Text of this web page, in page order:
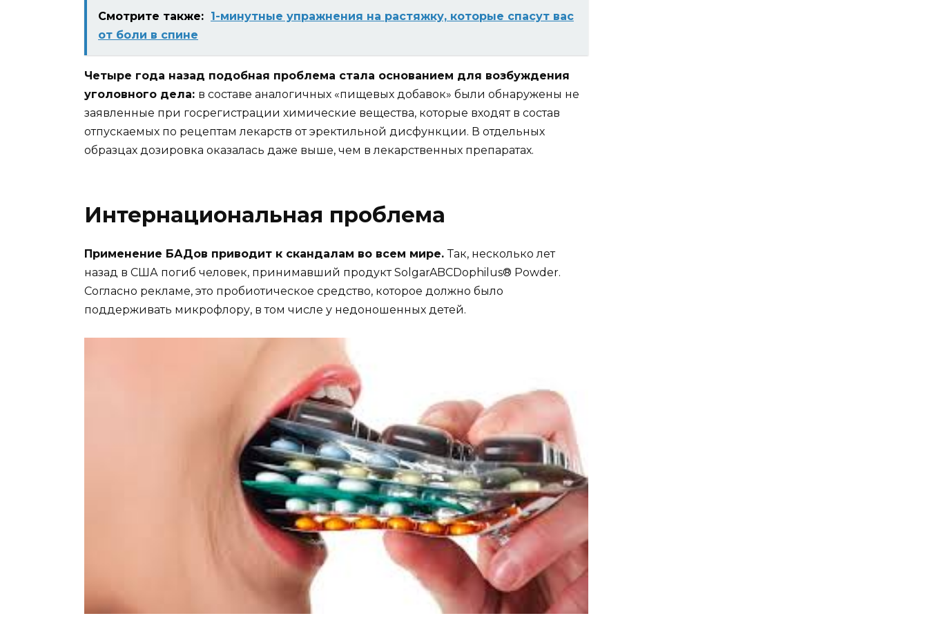
Смотрите также: 1-минутные упражнения на растяжку, которые спасут вас
от боли в спине
Четыре года назад подобная проблема стала основанием для возбуждения
уголовного дела: в составе аналогичных «пищевых добавок» были обнаружены не
заявленные при госрегистрации химические вещества, которые входят в состав
отпускаемых по рецептам лекарств от эректильной дисфункции. В отдельных
образцах дозировка оказалась даже выше, чем в лекарственных препаратах.
Интернациональная проблема
Применение БАДов приводит к скандалам во всем мире.Так, несколько лет
назад в США погиб человек, принимавший продукт SolgarABCDophilus® Powder.
Согласно рекламе, это пробиотическое средство, которое должно было
поддерживать микрофлору, в том числе у недоношенных детей.